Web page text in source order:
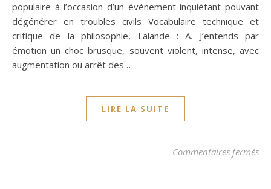
populaire à l’occasion d’un événement inquiétant pouvant
dégénérer en troubles civils Vocabulaire technique et
critique de la philosophie, Lalande : A. J’entends par
émotion un choc brusque, souvent violent, intense, avec
augmentation ou arrêt des…
LIRE LA SUITE
Commentaires fermés